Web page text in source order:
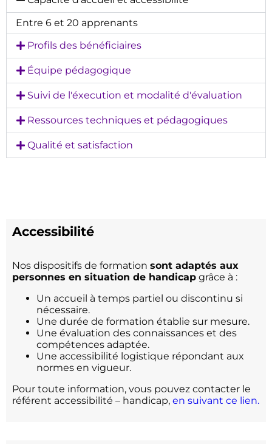
Entre 6 et 20 apprenants
Profils des bénéficiaires
Équipe pédagogique
Suivi de l'éxecution et modalité d'évaluation
Ressources techniques et pédagogiques
Qualité et satisfaction
Accessibilité
Nos dispositifs de formation sont adaptés aux
personnes en situation de handicap grâce à :
Un accueil à temps partiel ou discontinu si
nécessaire.
Une durée de formation établie sur mesure.
Une évaluation des connaissances et des
compétences adaptée.
Une accessibilité logistique répondant aux
normes en vigueur.
Pour toute information, vous pouvez contacter le
référent accessibilité – handicap, en suivant ce lien.